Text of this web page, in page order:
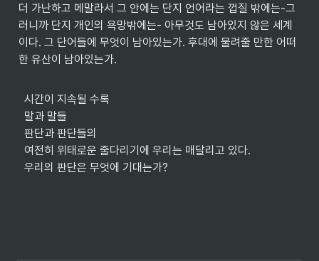
더 가난하고 메말라서 그 안에는 단지 언어라는 껍질 밖에는-그
러니까 단지 개인의 욕망밖에는- 아무것도 남아있지 않은 세계
이다. 그 단어들에 무엇이 남아있는가. 후대에 물려줄 만한 어떠
한 유산이 남아있는가.
  우리의 판단은 무엇에 기대는가?